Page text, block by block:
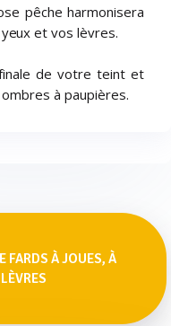
pêche harmonisera
et vos lèvres.
de votre teint et
à paupières.
FARDS À JOUES, À